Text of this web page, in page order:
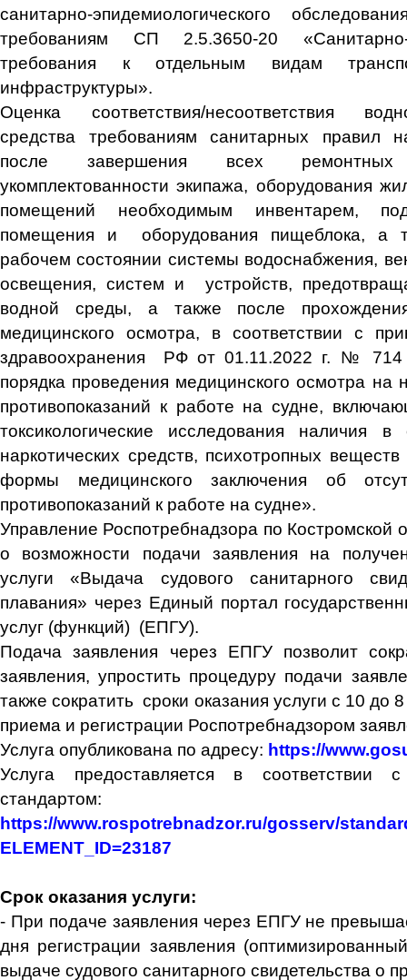
санитарно-эпидемиологического
требованиям СП 2.5.3650-20 «Санитарно-
требования к отдельным видам
инфраструктуры».
Оценка соответствия/несоответствия
средства требованиям санитарных правил
после завершения всех
укомплектованности экипажа, оборудования
помещений необходимым инвентарем,
помещения и оборудования пищеблока, а
рабочем состоянии системы водоснабжения,
освещения, систем и устройств,
водной среды, а также после
медицинского осмотра, в соответствии с
здравоохранения РФ от 01.11.2022 г. №
порядка проведения медицинского осмотра на
противопоказаний к работе на судне,
токсикологические исследования наличия в
наркотических средств, психотропных
формы медицинского заключения об
противопоказаний к работе на судне».
Управление Роспотребнадзора по Костромской
о возможности подачи заявления на
услуги «Выдача судового санитарного
плавания» через Единый портал
услуг (функций) (ЕПГУ).
Подача заявления через ЕПГУ позволит
заявления, упростить процедуру подачи
также сократить сроки оказания услуги с 10 до
приема и регистрации Роспотребнадзором
Услуга опубликована по адресу: https://
Услуга предоставляется в соответствии
стандартом:
https://www.rospotrebnadzor.ru/gosserv/
ELEMENT_ID=23187
Срок оказания услуги:
- При подаче заявления через ЕПГУ не
дня регистрации заявления
выдаче судового санитарного свидетельства о